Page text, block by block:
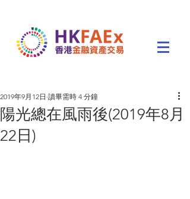
陽光總在風雨後(2019年8月
22日)
2019年9月12日 讀畢需時 4 分鐘